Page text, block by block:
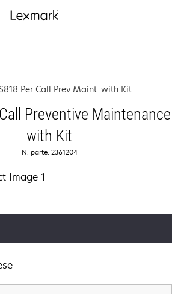
Per Call Prev Maint. with Kit
Preventive Maintenance
with Kit
N. parte: 2361204